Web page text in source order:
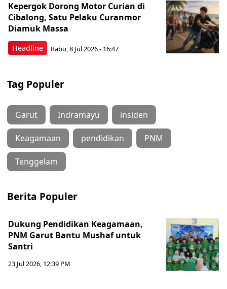
Headline
Kepergok Dorong Motor Curian di
Cibalong, Satu Pelaku Curanmor
Diamuk Massa
Rabu, 8 Jul 2026 - 16:47
Tag Populer
Garut Indramayu insiden
Keagamaan pendidikan PNM
Tenggelam
Berita Populer
Dukung Pendidikan Keagamaan,
PNM Garut Bantu Mushaf untuk
Santri
23 Jul 2026, 12:39 PM